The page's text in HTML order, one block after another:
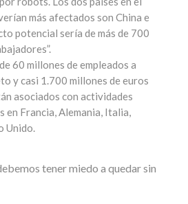
más afectados son China e
potencial sería de más de 700
60 millones de empleados a
y casi 1.700 millones de euros
asociados con actividades
en Francia, Alemania, Italia,
Unido.
tener miedo a quedar sin